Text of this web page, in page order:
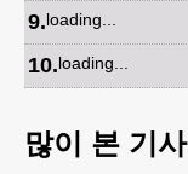
9.loading...
10.loading...
많이 본 기사